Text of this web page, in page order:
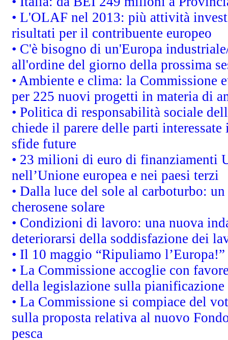
• L'OLAF nel 2013: più attività
risultati per il contribuente europeo
• C'è bisogno di un'Europa
all'ordine del giorno della prossima
• Ambiente e clima: la Commissione
per 225 nuovi progetti in materia di
• Politica di responsabilità sociale
chiede il parere delle parti
sfide future
• 23 milioni di euro di finanziamenti
nell’Unione europea e nei paesi terzi
• Dalla luce del sole al carboturbo:
cherosene solare
• Condizioni di lavoro: una nuova
deteriorarsi della soddisfazione dei
• Il 10 maggio “Ripuliamo l’Europa!”
• La Commissione accoglie con
della legislazione sulla
• La Commissione si compiace del
sulla proposta relativa al nuovo
pesca